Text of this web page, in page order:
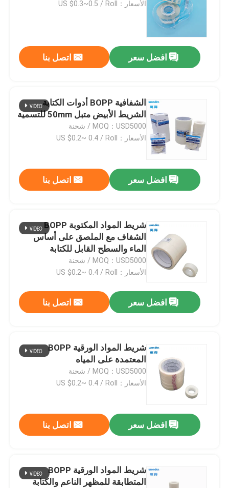
الأسعار：US $0.3~0.5 / Roll
افضل سعر اتصل بنا
الشفافية BOPP أدوات الكتابة
الشريط الأبيض متبل 50mm للتسمية
MOQ：USD5000 / شحنة
الأسعار：US $0.2~ 0.4 / Roll
افضل سعر اتصل بنا
شريط المواد المكتوبة BOPP
الشفاف مع الملصق على أساس
الماء والسطح القابل للكتابة
MOQ：USD5000 / شحنة
الأسعار：US $0.2~ 0.4 / Roll
افضل سعر اتصل بنا
شريط المواد الورقية BOPP
المعتمدة على المياه
MOQ：USD5000 / شحنة
الأسعار：US $0.2~ 0.4 / Roll
افضل سعر اتصل بنا
شريط المواد الورقية BOPP
المتطابقة للمظهر الناعم والكتابة